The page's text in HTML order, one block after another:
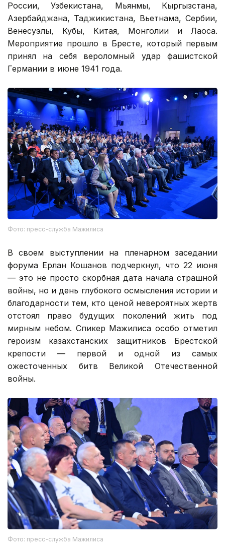
России, Узбекистана, Мьянмы, Кыргызстана,
Азербайджана, Таджикистана, Вьетнама, Сербии,
Венесуэлы, Кубы, Китая, Монголии и Лаоса.
Мероприятие прошло в Бресте, который первым
принял на себя вероломный удар фашистской
Германии в июне 1941 года.
Фото: пресс-служба Мажилиса
В своем выступлении на пленарном заседании
форума Ерлан Кошанов подчеркнул, что 22 июня
— это не просто скорбная дата начала страшной
войны, но и день глубокого осмысления истории и
благодарности тем, кто ценой невероятных жертв
отстоял право будущих поколений жить под
мирным небом. Спикер Мажилиса особо отметил
героизм казахстанских защитников Брестской
крепости — первой и одной из самых
ожесточенных битв Великой Отечественной
войны.
Фото: пресс-служба Мажилиса